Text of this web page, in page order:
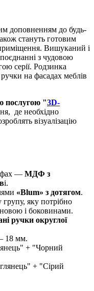
доповненням до будь-
стануть готовим
Вишуканий і
з чудовою
серії. Родзинка
на фасадах меблів
послугою "3D-
де необхідно
візуалізацію
— МДФ з
і.
«Blum» з дотягом.
яку потрібно
і боковинами.
ручки округлої
18 мм.
+ "Чорний
+ "Сірий